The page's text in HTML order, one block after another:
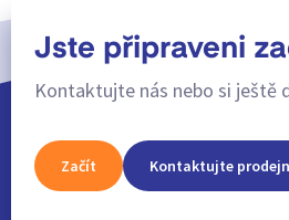
Jste připraveni
Kontaktujte nás nebo si ještě
Začít Kontaktujte